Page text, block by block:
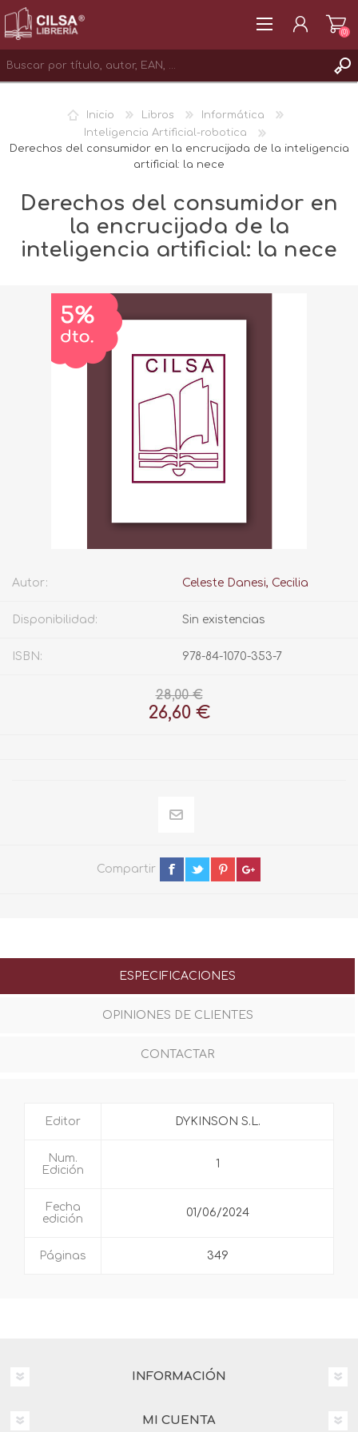
INICIAR SESIÓN
(0)
Inicio Libros
Informática
Inteligencia Artificial-robotica
Derechos del consumidor en la encrucijada de la inteligencia
artificial: la nece
Derechos del consumidor en
la encrucijada de la
inteligencia artificial: la nece
Autor: Celeste Danesi, Cecilia
Disponibilidad: Sin existencias
ISBN: 978-84-1070-353-7
28,00 €
26,60 €
Compartir
ESPECIFICACIONES
OPINIONES DE CLIENTES
CONTACTAR
Editor DYKINSON S.L.
Num.
Edición
1
Fecha
edición
01/06/2024
Páginas 349
INFORMACIÓN
MI CUENTA